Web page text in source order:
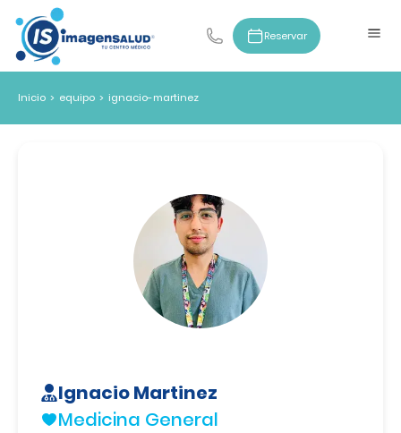
Reservar
Inicio > equipo > ignacio-martinez
Ignacio Martinez
Medicina General